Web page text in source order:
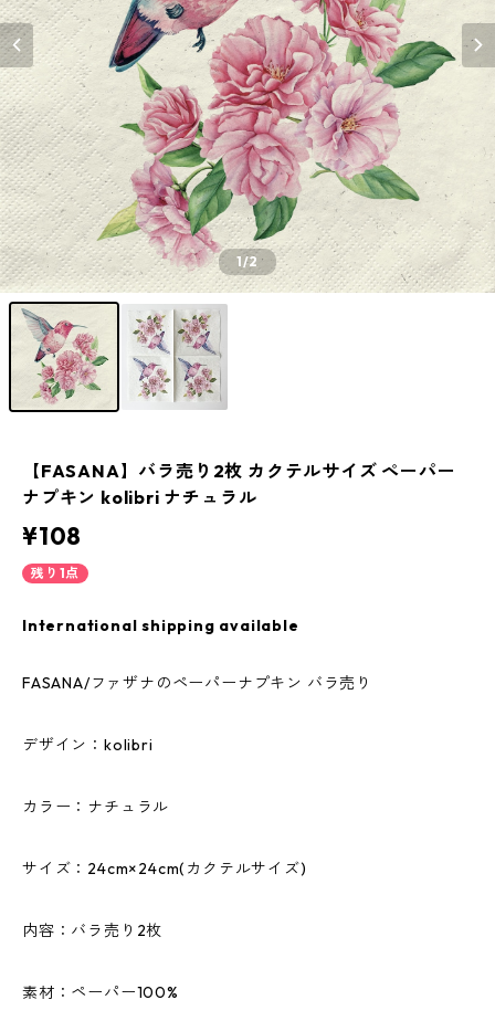
1/2
【FASANA】バラ売り2枚 カクテルサイズ ペーパー
ナプキン kolibri ナチュラル
¥108
残り1点
International shipping available
FASANA/ファザナのペーパーナプキン バラ売り
デザイン：kolibri
カラー：ナチュラル
サイズ：24cm×24cm(カクテルサイズ)
内容：バラ売り2枚
素材：ペーパー100%